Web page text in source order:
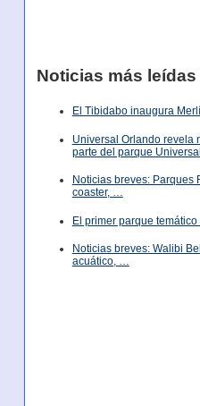
Noticias más
El Tibidabo inaugura
Universal Orlando revela
parte del parque
Noticias breves:
coaster, …
El primer parque
Noticias breves: Walibi
acuático, …